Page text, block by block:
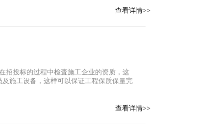
查看详情>>
招投标的过程中检査施工企业的资质，这
施工设备，这样可以保证工程保质保量完
查看详情>>